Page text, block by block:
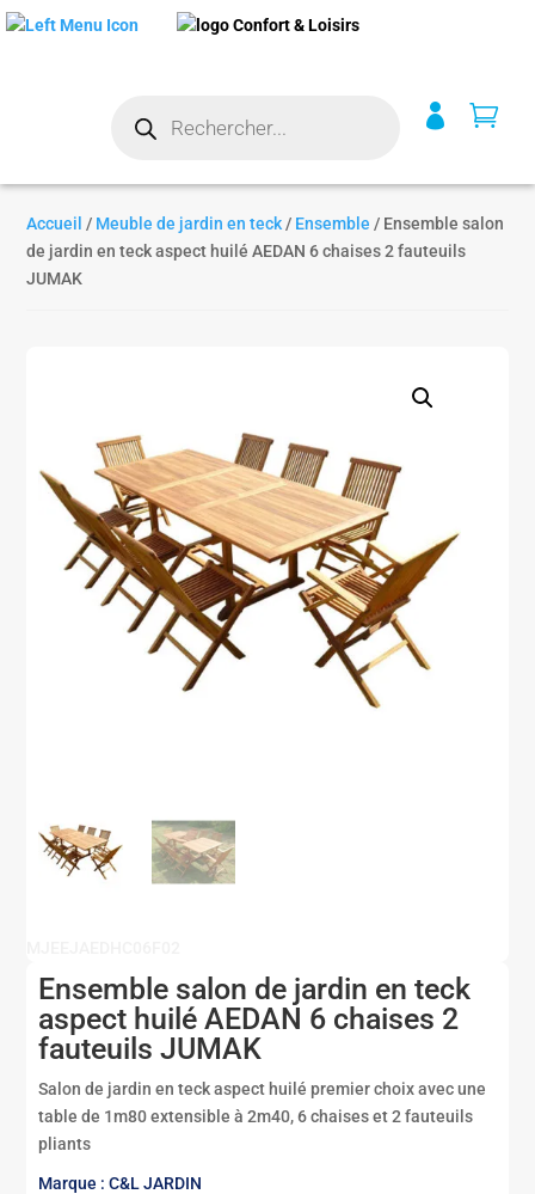
produits
 
Accueil / Meuble de jardin en teck / Ensemble / Ensemble salon
de jardin en teck aspect huilé AEDAN 6 chaises 2 fauteuils
JUMAK
Ensemble salon de jardin en teck
aspect huilé AEDAN 6 chaises 2
fauteuils JUMAK
Salon de jardin en teck aspect huilé premier choix avec une
table de 1m80 extensible à 2m40, 6 chaises et 2 fauteuils
pliants
Marque : C&L JARDIN